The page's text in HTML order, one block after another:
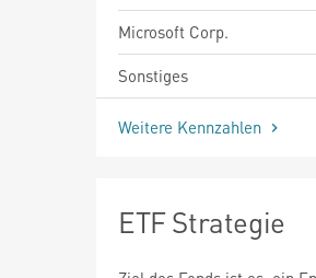
Microsoft Corp.
Sonstiges
Weitere Kennzahlen
ETF Strategie